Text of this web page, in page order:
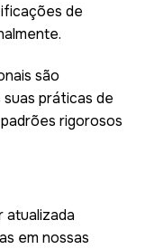
de
são
práticas de
rigorosos
atualizada
em nossas